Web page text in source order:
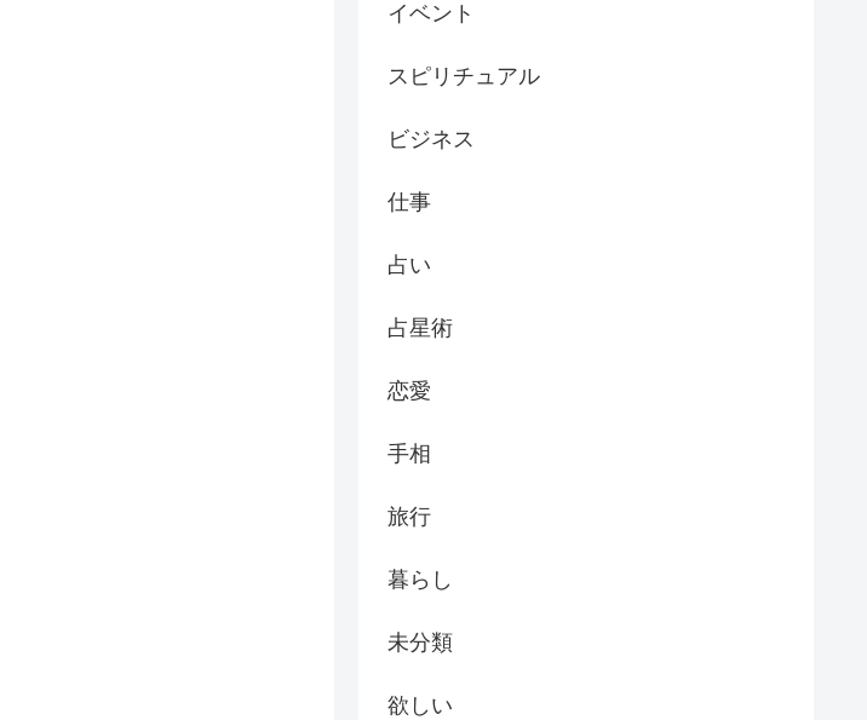
イベント
スピリチュアル
ビジネス
仕事
占い
占星術
恋愛
手相
旅行
暮らし
未分類
欲しい